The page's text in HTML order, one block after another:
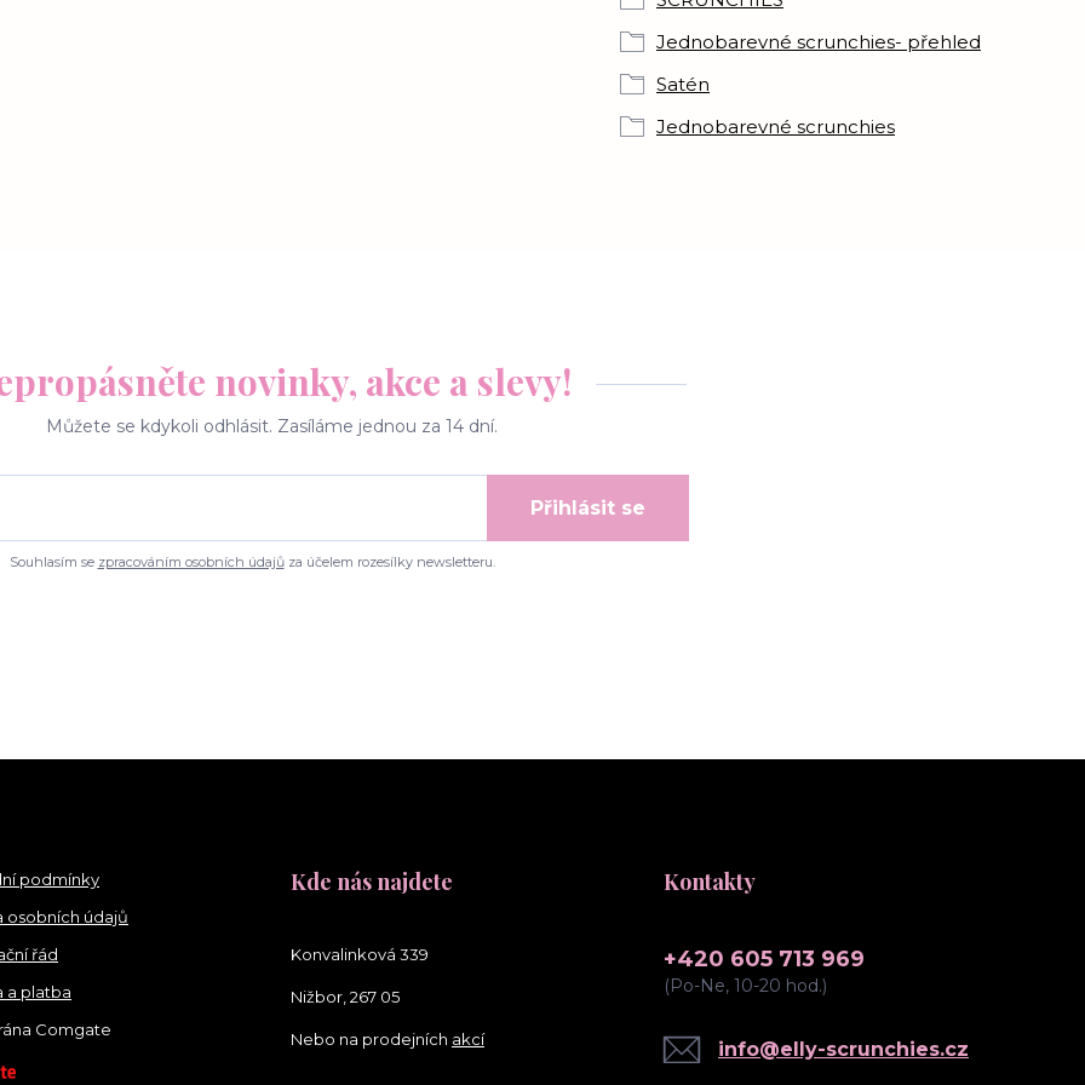
Jednobarevné scrunchies- přehled
Satén
Jednobarevné scrunchies
novinky, akce a slevy!
Můžete se kdykoli odhlásit. Zasíláme jednou za 14 dní.
Přihlásit se
Souhlasím se zpracováním osobních údajůza účelem rozesílky newsletteru.
podmínky
osobních údajů
řád
a platba
Comgate
Kde nás najdete
Konvalinková 339
Nižbor, 267 05
Nebo na prodejních akcí
Kontakty
+420 605 713 969
(Po-Ne, 10-20 hod.)
info@elly-scrunchies.cz